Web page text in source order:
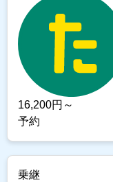
16,200円～
予約
乗継